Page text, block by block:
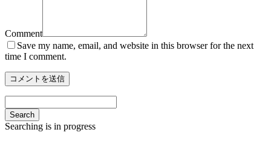
Comment
Save my name, email, and website in this browser for the next
time I comment.
Search
Searching is in progress